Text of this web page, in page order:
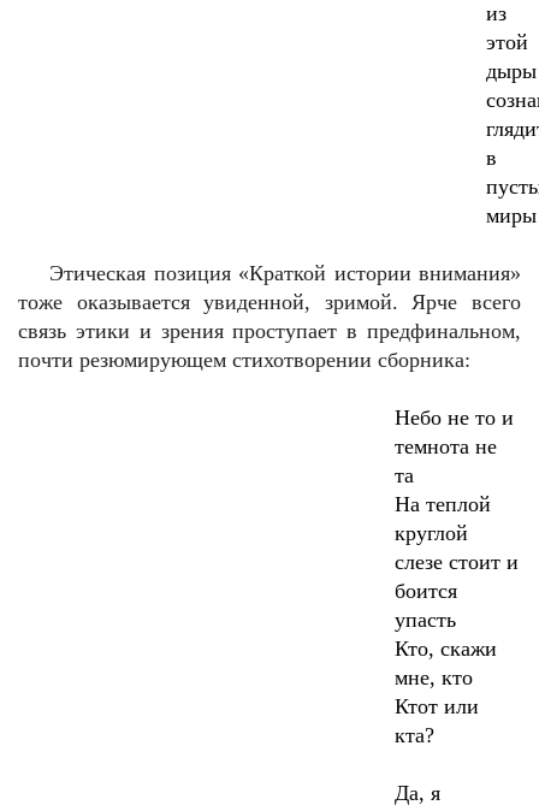
из
этой
дыры
в
миры
Этическая позиция «Краткой истории внимания»
тоже оказывается увиденной, зримой. Ярче всего
связь этики и зрения проступает в предфинальном,
почти резюмирующем стихотворении сборника:
Небо не то и
темнота не
та
На теплой
круглой
слезе стоит и
боится
упасть
Кто, скажи
мне, кто
Ктот или
кта?
Да, я